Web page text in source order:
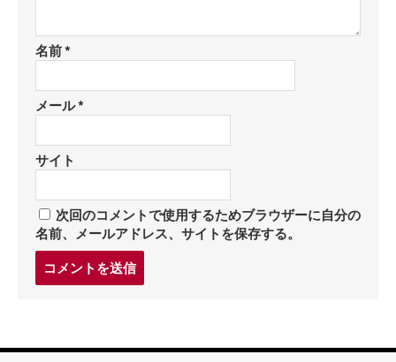
名前*
メール*
サイト
次回のコメントで使用するためブラウザーに自分の
名前、メールアドレス、サイトを保存する。
る